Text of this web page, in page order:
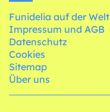
Funidelia auf der Welt
Impressum und AGB
Datenschutz
Cookies
Sitemap
Über uns